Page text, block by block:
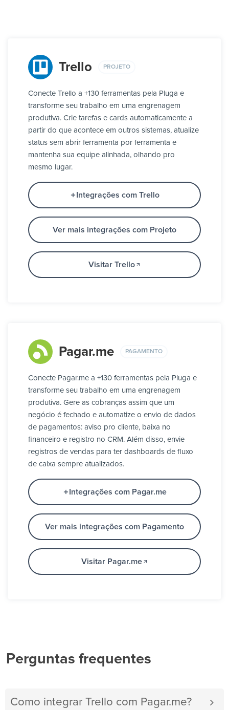
Trello PROJETO
Conecte Trello a +130 ferramentas pela Pluga e
transforme seu trabalho em uma engrenagem
produtiva. Crie tarefas e cards automaticamente a
partir do que acontece em outros sistemas, atualize
status sem abrir ferramenta por ferramenta e
mantenha sua equipe alinhada, olhando pro
mesmo lugar.
Integrações com Trello
Ver mais integrações com Projeto
Visitar Trello
Pagar.me PAGAMENTO
Conecte Pagar.me a +130 ferramentas pela Pluga e
transforme seu trabalho em uma engrenagem
produtiva. Gere as cobranças assim que um
negócio é fechado e automatize o envio de dados
de pagamentos: aviso pro cliente, baixa no
financeiro e registro no CRM. Além disso, envie
registros de vendas para ter dashboards de fluxo
de caixa sempre atualizados.
Integrações com Pagar.me
Ver mais integrações com Pagamento
Visitar Pagar.me
Perguntas frequentes
Como integrar Trello com Pagar.me?